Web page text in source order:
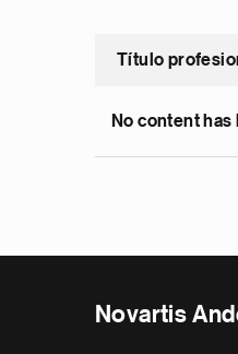
Título
No content has
Novartis